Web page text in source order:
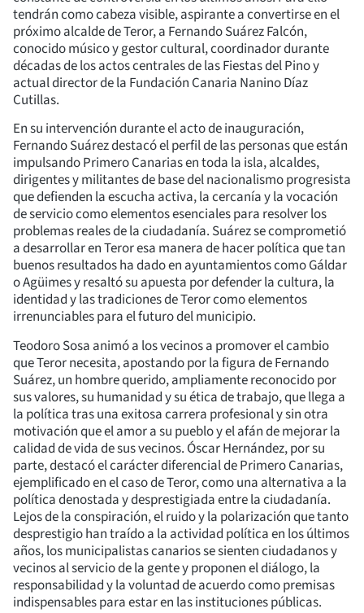
tendrán como cabeza visible, aspirante a convertirse en el
próximo alcalde de Teror, a Fernando Suárez Falcón,
conocido músico y gestor cultural, coordinador durante
décadas de los actos centrales de las Fiestas del Pino y
actual director de la Fundación Canaria Nanino Díaz
Cutillas.
En su intervención durante el acto de inauguración,
Fernando Suárez destacó el perfil de las personas que están
impulsando Primero Canarias en toda la isla, alcaldes,
dirigentes y militantes de base del nacionalismo progresista
que defienden la escucha activa, la cercanía y la vocación
de servicio como elementos esenciales para resolver los
problemas reales de la ciudadanía. Suárez se comprometió
a desarrollar en Teror esa manera de hacer política que tan
buenos resultados ha dado en ayuntamientos como Gáldar
o Agüimes y resaltó su apuesta por defender la cultura, la
identidad y las tradiciones de Teror como elementos
irrenunciables para el futuro del municipio.
Teodoro Sosa animó a los vecinos a promover el cambio
que Teror necesita, apostando por la figura de Fernando
Suárez, un hombre querido, ampliamente reconocido por
sus valores, su humanidad y su ética de trabajo, que llega a
la política tras una exitosa carrera profesional y sin otra
motivación que el amor a su pueblo y el afán de mejorar la
calidad de vida de sus vecinos. Óscar Hernández, por su
parte, destacó el carácter diferencial de Primero Canarias,
ejemplificado en el caso de Teror, como una alternativa a la
política denostada y desprestigiada entre la ciudadanía.
Lejos de la conspiración, el ruido y la polarización que tanto
desprestigio han traído a la actividad política en los últimos
años, los municipalistas canarios se sienten ciudadanos y
vecinos al servicio de la gente y proponen el diálogo, la
responsabilidad y la voluntad de acuerdo como premisas
indispensables para estar en las instituciones públicas.